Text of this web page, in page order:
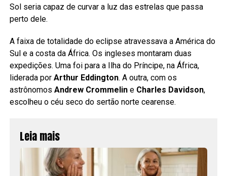
Sol seria capaz de curvar a luz das estrelas que passa
perto dele.
A faixa de totalidade do eclipse atravessava a América do
Sul e a costa da África. Os ingleses montaram duas
expedições. Uma foi para a Ilha do Príncipe, na África,
liderada por Arthur Eddington. A outra, com os
astrônomos Andrew Crommeline Charles Davidson,
escolheu o céu seco do sertão norte cearense.
Leia mais